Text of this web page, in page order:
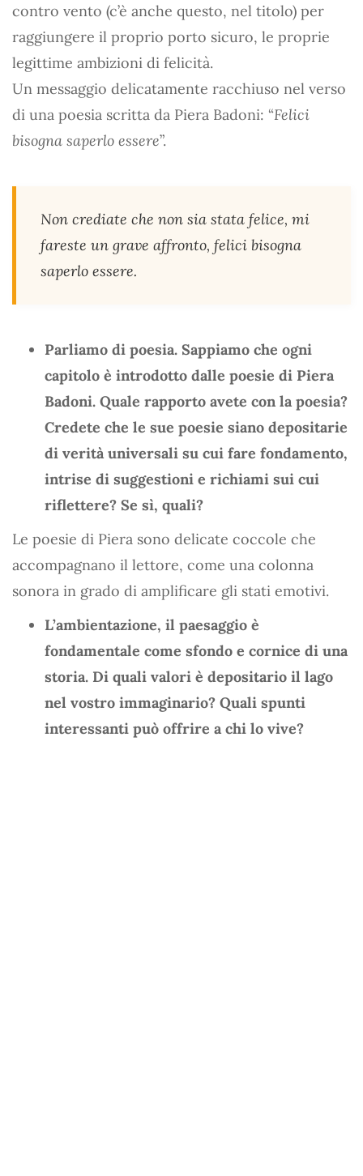
contro vento (c’è anche questo, nel titolo) per
raggiungere il proprio porto sicuro, le proprie
legittime ambizioni di felicità.
Un messaggio delicatamente racchiuso nel verso
di una poesia scritta da Piera Badoni: “Felici
bisogna saperlo essere”.
Non crediate che non sia stata felice, mi
fareste un grave affronto, felici bisogna
saperlo essere.
Parliamo di poesia. Sappiamo che ogni
capitolo è introdotto dalle poesie di Piera
Badoni. Quale rapporto avete con la poesia?
Credete che le sue poesie siano depositarie
di verità universali su cui fare fondamento,
intrise di suggestioni e richiami sui cui
riflettere? Se sì, quali?
Le poesie di Piera sono delicate coccole che
accompagnano il lettore, come una colonna
sonora in grado di amplificare gli stati emotivi.
L’ambientazione, il paesaggio è
fondamentale come sfondo e cornice di una
storia. Di quali valori è depositario il lago
nel vostro immaginario? Quali spunti
interessanti può offrire a chi lo vive?